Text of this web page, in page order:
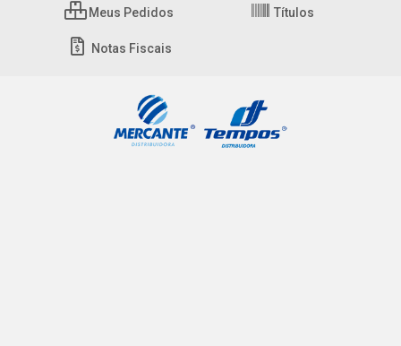
Meus Pedidos Títulos
Notas Fiscais